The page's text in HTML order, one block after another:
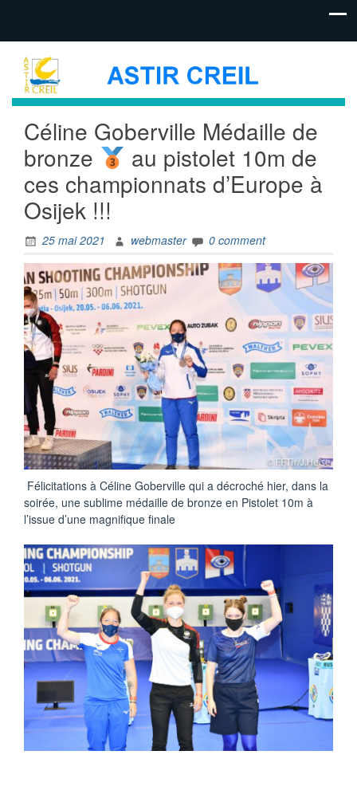
Céline Goberville Médaille de
bronze
au pistolet 10m de
ces championnats d’Europe à
Osijek !!!
25 mai 2021 webmaster 0 comment
Félicitations à Céline Goberville qui a décroché hier, dans la
soirée, une sublime médaille de bronze en Pistolet 10m à
l’issue d’une magnifique finale